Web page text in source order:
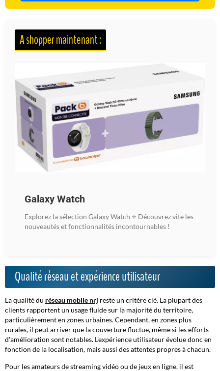
A shopper maintenant :
Galaxy Watch
Explorez la sélection Galaxy Watch ⭐ Découvrez vite les
nouveautés et fonctionnalités incontournables !
Qualité réseau et expérience utilisateur
La qualité du réseau mobile nrj reste un critère clé. La plupart des
clients rapportent un usage fluide sur la majorité du territoire,
particulièrement en zones urbaines. Cependant, en zones plus
rurales, il peut arriver que la couverture fluctue, même si les efforts
d'amélioration sont notables. L'expérience utilisateurévolue donc en
fonction de la localisation, mais aussi des attentes propres à chacun.
Pour les amateurs de streaming vidéo ou de jeux en ligne, il est